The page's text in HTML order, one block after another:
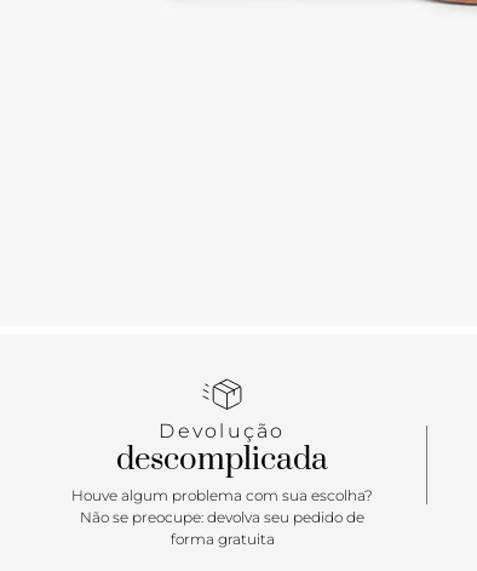
Devolução
descomplicada
Houve algum problema com sua escolha?
Não se preocupe: devolva seu pedido de
forma gratuita